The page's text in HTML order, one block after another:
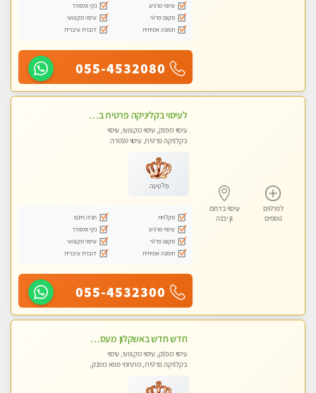
עיסוי מרגיע
נקי ומסודר
מקום פרטי
עיסוי מקצועי
תמונה אמיתית
דוברת עיברית
055-4532080
לפרטים
נוספים
עיסוי בדרום
גן יבנה
לעיסוי בקליניקה פרטית באשדוד מעסה איכותית מקצועית כל סוגי העיסוי עיסוי איכותי ומפנק.ללא מין !!
עיסוי מפנק, עיסוי מקצועי, עיסוי
בקלניקה פרטית, עיסוי טנטרה
פלטינה
מקלחת
חניה חינם
עיסוי מרגיע
נקי ומסודר
מקום פרטי
עיסוי מקצועי
תמונה אמיתית
דוברת עיברית
055-4532300
חדש חדש באשקלון מעסה מקצועית ומפנקת במיוחד פרטי !
עיסוי מפנק, עיסוי מקצועי, עיסוי
בקלניקה פרטית, מתחמי ספא מפנק,